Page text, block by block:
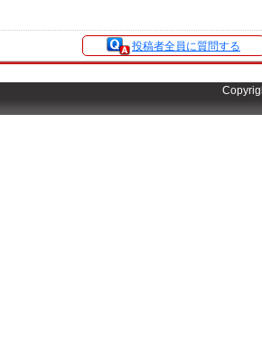
投稿者全員に質問する